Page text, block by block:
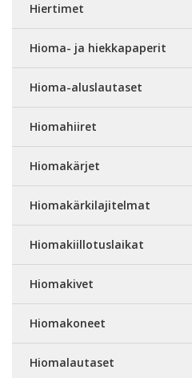
Hiertimet
Hioma- ja hiekkapaperit
Hioma-aluslautaset
Hiomahiiret
Hiomakärjet
Hiomakärkilajitelmat
Hiomakiillotuslaikat
Hiomakivet
Hiomakoneet
Hiomalautaset